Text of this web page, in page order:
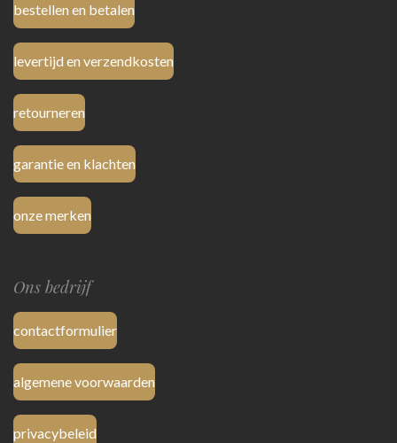
bestellen en betalen
levertijd en verzendkosten
retourneren
garantie en klachten
onze merken
Ons bedrijf
contactformulier
algemene voorwaarden
privacybeleid